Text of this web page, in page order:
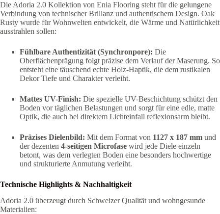
Die Adoria 2.0 Kollektion von Enia Flooring steht für die gelungene
Verbindung von technischer Brillanz und authentischem Design. Oak
Rusty wurde für Wohnwelten entwickelt, die Wärme und Natürlichkeit
ausstrahlen sollen:
Fühlbare Authentizität (Synchronpore): Die
Oberflächenprägung folgt präzise dem Verlauf der Maserung. So
entsteht eine täuschend echte Holz-Haptik, die dem rustikalen
Dekor Tiefe und Charakter verleiht.
Mattes UV-Finish: Die spezielle UV-Beschichtung schützt den
Boden vor täglichen Belastungen und sorgt für eine edle, matte
Optik, die auch bei direktem Lichteinfall reflexionsarm bleibt.
Präzises Dielenbild: Mit dem Format von 1127 x 187 mm und
der dezenten 4-seitigen Microfase wird jede Diele einzeln
betont, was dem verlegten Boden eine besonders hochwertige
und strukturierte Anmutung verleiht.
Technische Highlights & Nachhaltigkeit
Adoria 2.0 überzeugt durch Schweizer Qualität und wohngesunde
Materialien: